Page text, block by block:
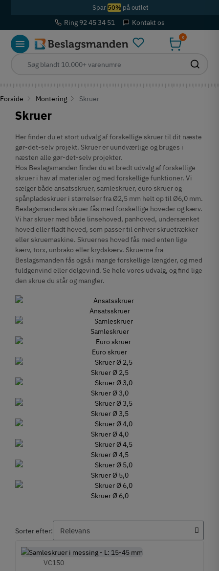
Spar 50%på outlet
Ring 92 45 34 51 Kontakt os
0
Forside Montering Skruer
Pris
kr
kr
Kategorier
Skruer
Her finder du et stort udvalg af forskellige skruer til dit næste
gør-det-selv projekt. Skruer er uundværlige og bruges i
næsten alle gør-det-selv projekter.
Hos Beslagsmanden finder du et bredt udvalg af forskellige
skruer i hav af materialer og med forskellige funktioner. Vi
sælger både ansatsskruer, samleskruer, euro skruer og
spånpladeskruer i størrelser fra Ø2,5 mm helt op til Ø6,0 mm.
Beslagsmandens skruer fås med forskellige hoveder og kærv.
Vi har skruer med både linsehoved, panhoved, undersænket
hoved eller fladt hoved, som passer til enhver skruetrækker
eller skruemaskine. Skruernes hoved fås med enten lige
kærv, torx, unbrako eller krydskærv. Skruerne fra
Beslagsmanden fås også i mange forskellige længder, og med
fuldgenvind eller delgevind. Se hele vores udvalg, og find lige
den skrue du står og mangler.
Ansatsskruer
Samleskruer
Euro skruer
Skruer Ø 2,5
Skruer Ø 3,0
Skruer Ø 3,5
Skruer Ø 4,0
Skruer Ø 4,5
Skruer Ø 5,0
Skruer Ø 6,0
Sorter efter:
VC150